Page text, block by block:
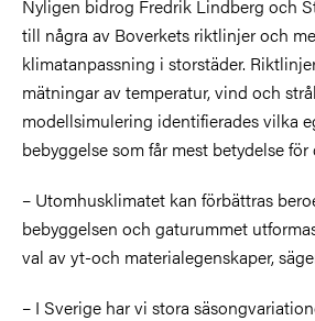
Nyligen bidrog Fredrik Lindberg och
till några av Boverkets riktlinjer och
klimatanpassning i storstäder.
mätningar av temperatur, vind och
modellsimulering identifierades vilka
bebyggelse som får mest betydelse
– Utomhusklimatet kan förbättras
bebyggelsen och gaturummet
val av yt-och materialegenskaper,
– I Sverige har vi stora